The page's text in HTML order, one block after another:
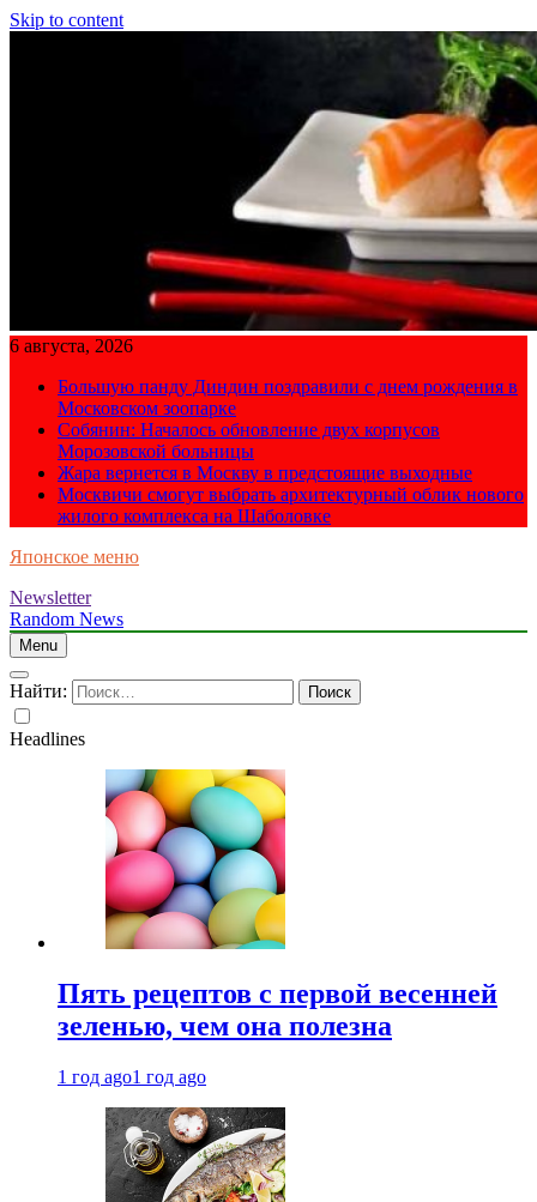
Skip to content
6 августа, 2026
Большую панду Диндин поздравили с днем рождения в
Московском зоопарке
Собянин: Началось обновление двух корпусов
Морозовской больницы
Жара вернется в Москву в предстоящие выходные
Москвичи смогут выбрать архитектурный облик нового
жилого комплекса на Шаболовке
Японское меню
Newsletter
Random News
Menu
Найти:
Headlines
Пять рецептов с первой весенней
зеленью, чем она полезна
1 год ago1 год ago